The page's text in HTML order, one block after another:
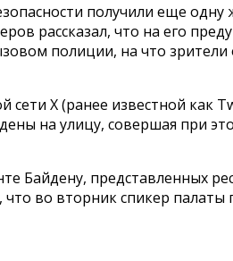
получили еще
рассказал, что на его
полиции, на что
X (ранее известной как
на улицу, совершая при
Байдену, представленных
во вторник спикер